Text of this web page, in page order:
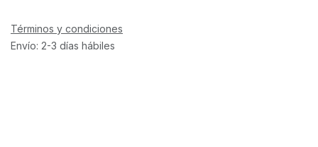
Términos y condiciones
Envío: 2-3 días hábiles